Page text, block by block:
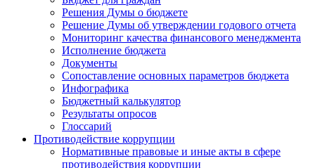
Решения Думы о бюджете
Решение Думы об утверждении годового отчета
Мониторинг качества финансового менеджмента
Исполнение бюджета
Документы
Сопоставление основных параметров бюджета
Инфографика
Бюджетный калькулятор
Результаты опросов
Глоссарий
Противодействие коррупции
Нормативные правовые и иные акты в сфере
противодействия коррупции